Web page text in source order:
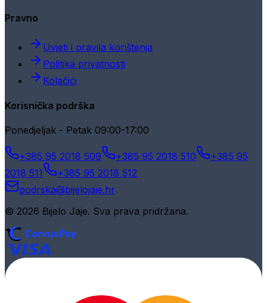
Pravno
Uvjeti i pravila korištenja
Politika privatnosti
Kolačići
Korisnička podrška
Ponedjeljak - Petak 09:00-17:00
+385 95 2018 509 +385 95 2018 510
+385 95
2018 511
+385 95 2018 512
podrska@bijelojaje.hr
© 2026 Bijelo Jaje. Sva prava pridržana.